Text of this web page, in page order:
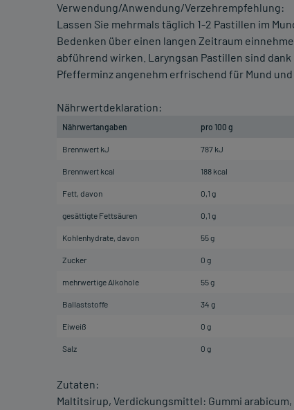
Verwendung/Anwendung/Verzehrempfehlung:
Lassen Sie mehrmals täglich 1-2 Pastillen im
Bedenken über einen langen Zeitraum
abführend wirken. Laryngsan Pastillen sind
Pfefferminz angenehm erfrischend für Mund und
Nährwertdeklaration:
Nährwertangaben pro 100 g
Brennwert kJ 787 kJ
Brennwert kcal 188 kcal
Fett, davon 0,1 g
gesättigte Fettsäuren 0,1 g
Kohlenhydrate, davon 55 g
Zucker 0 g
mehrwertige Alkohole 55 g
Ballaststoffe 34 g
Eiweiß 0 g
Salz 0 g
Zutaten:
Maltitsirup, Verdickungsmittel: Gummi